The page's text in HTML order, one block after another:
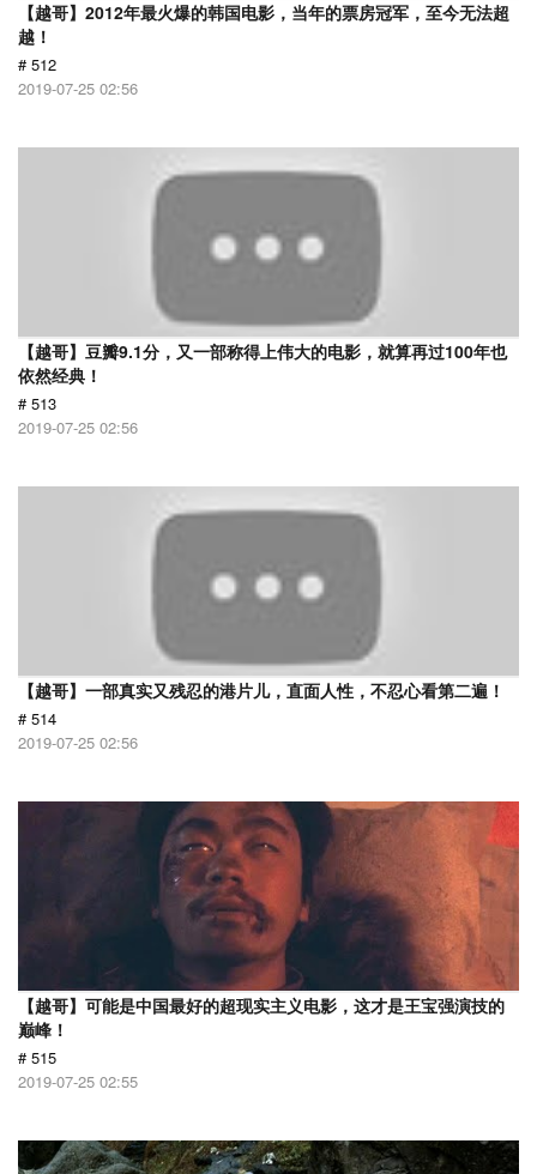
【越哥】2012年最火爆的韩国电影，当年的票房冠军，至今无法超
越！
# 512
2019-07-25 02:56
【越哥】豆瓣9.1分，又一部称得上伟大的电影，就算再过100年也
依然经典！
# 513
2019-07-25 02:56
【越哥】一部真实又残忍的港片儿，直面人性，不忍心看第二遍！
# 514
2019-07-25 02:56
【越哥】可能是中国最好的超现实主义电影，这才是王宝强演技的
巅峰！
# 515
2019-07-25 02:55